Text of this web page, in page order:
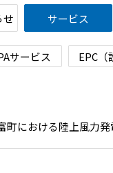
せ サービス
サービス EPC（
における陸上風力